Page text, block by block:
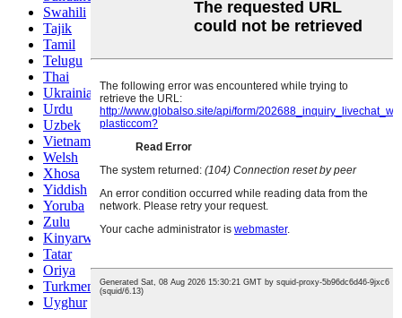
Swahili
Tajik
Tamil
Telugu
Thai
Ukrainian
Urdu
Uzbek
Vietnamese
Welsh
Xhosa
Yiddish
Yoruba
Zulu
Kinyarwanda
Tatar
Oriya
Turkmen
Uyghur